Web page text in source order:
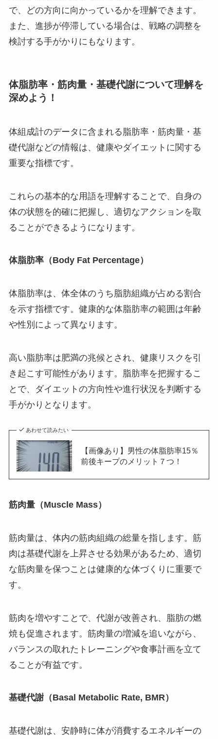
で、どの方向に向かっているかを理解できます。
また、進捗が停滞している場合は、戦略の調整を
検討する手がかりにもなります。
体脂肪率・筋肉量・基礎代謝について理解を
深めよう！
体組成計のデータに含まれる脂肪率・筋肉量・基
礎代謝などの情報は、健康やダイエットに関する
重要な指標です。
これらの基本的な用語を理解することで、自身の
体の状態を的確に把握し、適切なアクションを取
ることができるようになります。
体脂肪率（Body Fat Percentage）
体脂肪率は、体全体のうち脂肪組織が占める割合
を示す指標です。健康的な体脂肪率の範囲は年齢
や性別によって異なります。
高い脂肪率は肥満の兆候とされ、健康リスクを引
き起こす可能性があります。脂肪率を把握するこ
とで、ダイエットの方向性や進行状況を判断する
手がかりとなります。
あわせて読みたい
【画像あり】男性の体脂肪率15％
前後キープのメリット７つ！
筋肉量（Muscle Mass）
筋肉量は、体内の筋肉組織の総量を指します。筋
肉は基礎代謝を上昇させる効果があるため、適切
な筋肉量を保つことは健康的な体づくりに重要で
す。
筋肉を増やすことで、代謝が改善され、脂肪の燃
焼も促進されます。筋肉量の増減を追いながら、
バランスの取れたトレーニングや食事計画を立て
ることが有益です。
基礎代謝（Basal Metabolic Rate, BMR）
基礎代謝は、安静時に体が消費するエネルギーの